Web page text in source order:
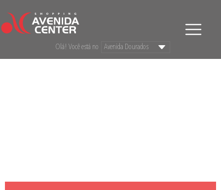
Olá! Você está no